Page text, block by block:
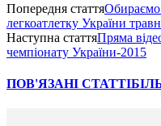
Попередня статтяОбираємо
легкоатлетку України
Наступна статтяПряма
чемпіонату України-2015
ПОВ'ЯЗАНІ СТАТТІ